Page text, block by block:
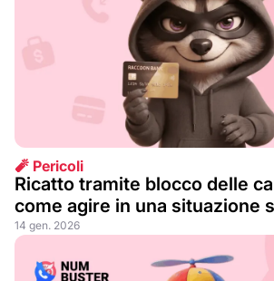
🧨 Pericoli
Ricatto tramite blocco delle
come agire in una situazione
14 gen. 2026